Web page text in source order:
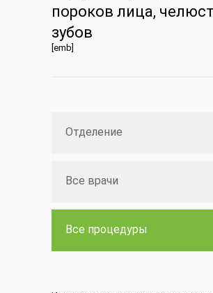
пороков лица,
зубов
[emb]
Отделение
Все врачи
Все процедуры